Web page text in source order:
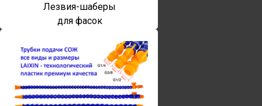
Лезвия-шаберы
для фасок